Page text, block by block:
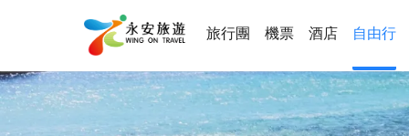
旅行團 機票 酒店 自由行